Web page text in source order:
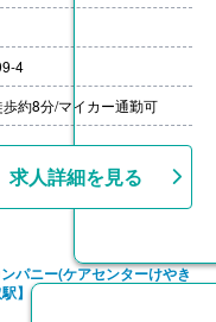
/月
ガソリン代は規定内支
よる）
4
約8分/マイカー通勤可
求人詳細を見る
パニー(ケアセンターけやき
】